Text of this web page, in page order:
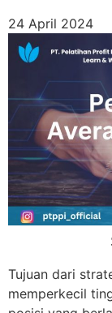
24 April 2024
Tujuan dari
memperkecil